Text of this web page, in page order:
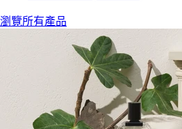
瀏覽所有產品